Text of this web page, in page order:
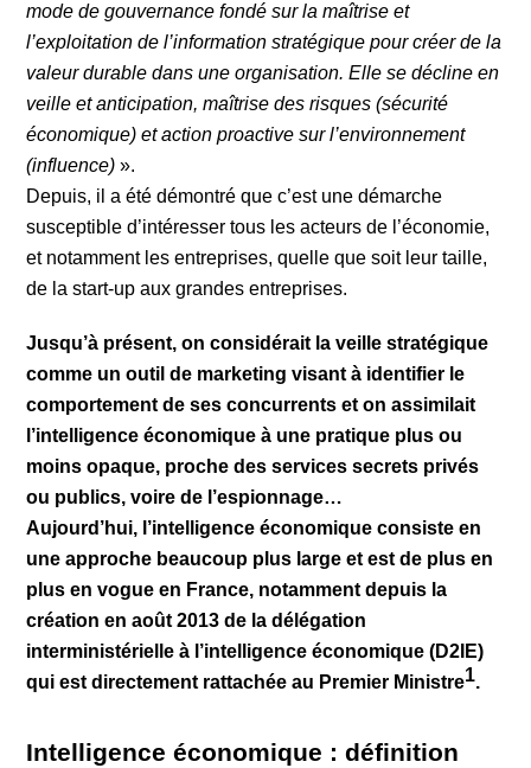
mode de gouvernance fondé sur la maîtrise et
l’exploitation de l’information stratégique pour créer de la
valeur durable dans une organisation. Elle se décline en
veille et anticipation, maîtrise des risques (sécurité
économique) et action proactive sur l’environnement
(influence)».
Depuis, il a été démontré que c’est une démarche
susceptible d’intéresser tous les acteurs de l’économie,
et notamment les entreprises, quelle que soit leur taille,
de la start-up aux grandes entreprises.
Jusqu’à présent, on considérait la veille stratégique
comme un outil de marketing visant à identifier le
comportement de ses concurrents et on assimilait
l’intelligence économique à une pratique plus ou
moins opaque, proche des services secrets privés
ou publics, voire de l’espionnage…
Aujourd’hui, l’intelligence économique consiste en
une approche beaucoup plus large et est de plus en
plus en vogue en France, notamment depuis la
création en août 2013 de la délégation
interministérielle à l’intelligence économique (D2IE)
qui est directement rattachée au Premier Ministre1.
Intelligence économique : définition